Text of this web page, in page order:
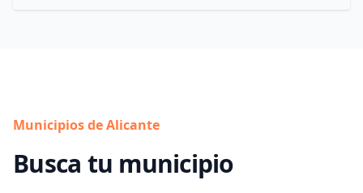
Municipios de Alicante
Busca tu municipio